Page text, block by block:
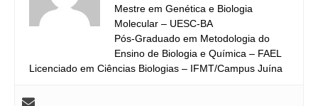
Mestre em Genética e Biologia
Molecular – UESC-BA
Pós-Graduado em Metodologia do
Ensino de Biologia e Química – FAEL
Licenciado em Ciências Biologias – IFMT/Campus Juína